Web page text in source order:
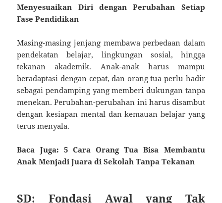
Menyesuaikan Diri dengan Perubahan Setiap
Fase Pendidikan
Masing-masing jenjang membawa perbedaan dalam
pendekatan belajar, lingkungan sosial, hingga
tekanan akademik. Anak-anak harus mampu
beradaptasi dengan cepat, dan orang tua perlu hadir
sebagai pendamping yang memberi dukungan tanpa
menekan. Perubahan-perubahan ini harus disambut
dengan kesiapan mental dan kemauan belajar yang
terus menyala.
Baca Juga: 5 Cara Orang Tua Bisa Membantu
Anak Menjadi Juara di Sekolah Tanpa Tekanan
SD: Fondasi Awal yang Tak